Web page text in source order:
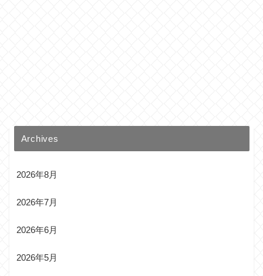
Archives
2026年8月
2026年7月
2026年6月
2026年5月